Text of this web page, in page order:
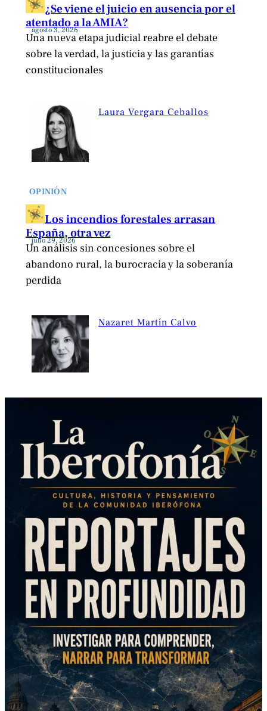
¿Se viene el juicio en ausencia por el
atentado a la AMIA?
agosto 3, 2026
Una nueva etapa judicial reabre el debate
sobre la verdad, la justicia y las garantías
constitucionales
Laura Vergara Ceballos
OPINIÓN
Los incendios forestales arrasan
España, otra vez
julio 29, 2026
Un análisis sin concesiones sobre el
abandono rural, la burocracia y la soberanía
perdida
Nazaret Martín Calvo